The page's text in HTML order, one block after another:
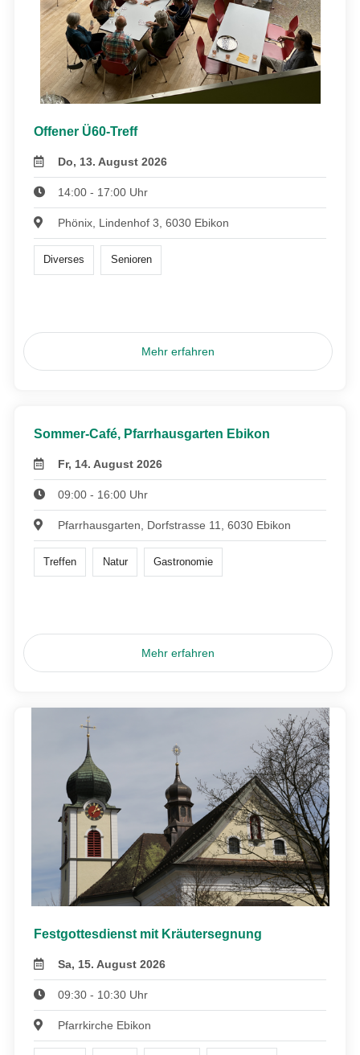
Offener Ü60-Treff
Do, 13. August 2026
14:00 - 17:00 Uhr
Phönix, Lindenhof 3, 6030 Ebikon
Diverses Senioren
Mehr erfahren
Sommer-Café, Pfarrhausgarten Ebikon
Fr, 14. August 2026
09:00 - 16:00 Uhr
Pfarrhausgarten, Dorfstrasse 11, 6030 Ebikon
Treffen Natur Gastronomie
Mehr erfahren
Festgottesdienst mit Kräutersegnung
Sa, 15. August 2026
09:30 - 10:30 Uhr
Pfarrkirche Ebikon